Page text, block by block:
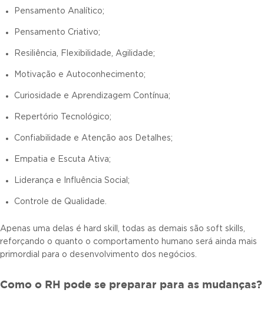
Pensamento Analítico;
Pensamento Criativo;
Resiliência, Flexibilidade, Agilidade;
Motivação e Autoconhecimento;
Curiosidade e Aprendizagem Contínua;
Repertório Tecnológico;
Confiabilidade e Atenção aos Detalhes;
Empatia e Escuta Ativa;
Liderança e Influência Social;
Controle de Qualidade.
Apenas uma delas é hard skill, todas as demais são soft skills,
reforçando o quanto o comportamento humano será ainda mais
primordial para o desenvolvimento dos negócios.
Como o RH pode se preparar para as mudanças?